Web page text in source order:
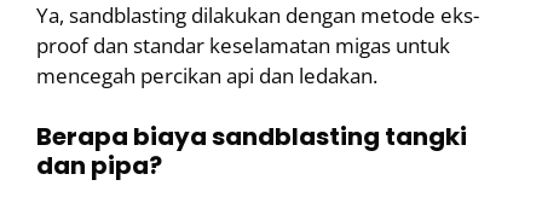
Ya, sandblasting dilakukan dengan metode eks-
proof dan standar keselamatan migas untuk
mencegah percikan api dan ledakan.
Berapa biaya sandblasting tangki
dan pipa?